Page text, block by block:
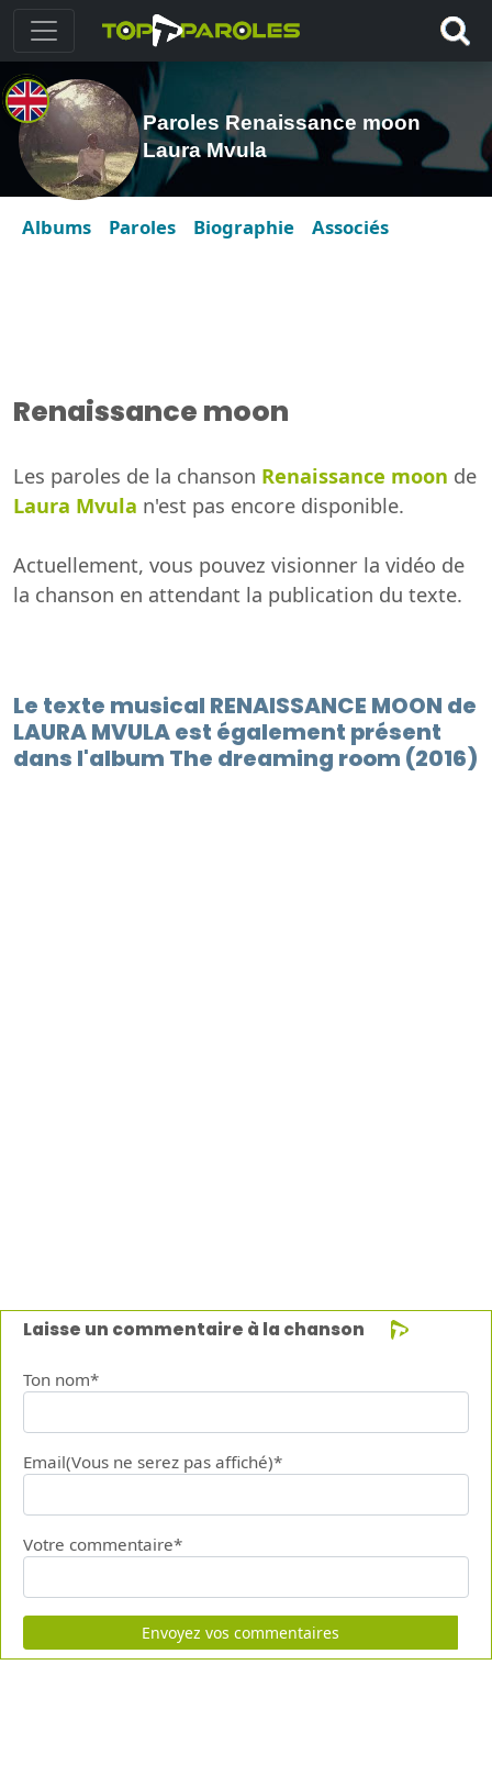
Paroles Renaissance moon
Laura Mvula
Albums Paroles Biographie Associés
Renaissance moon
Les paroles de la chanson Renaissance moon de
Laura Mvula n'est pas encore disponible.
Actuellement, vous pouvez visionner la vidéo de
la chanson en attendant la publication du texte.
Le texte musical RENAISSANCE MOON de
LAURA MVULA est également présent
dans l'album The dreaming room (2016)
Laisse un commentaire à la chanson
Ton nom*
Email(Vous ne serez pas affiché)*
Votre commentaire*
Envoyez vos commentaires